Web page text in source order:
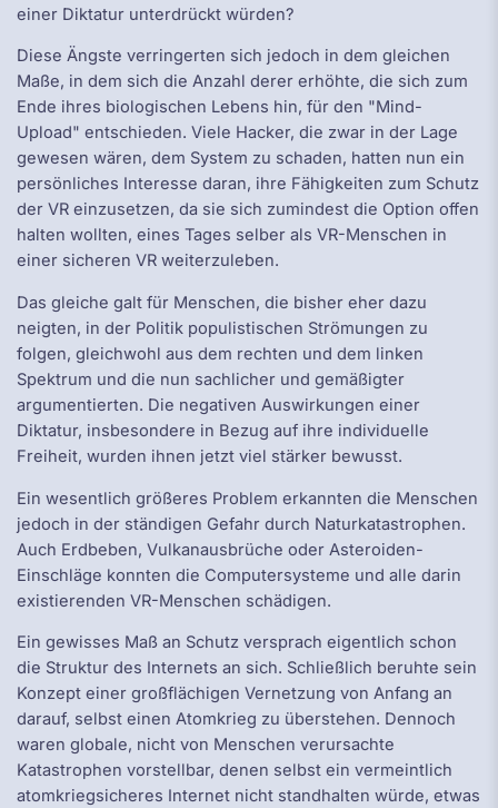
einer Diktatur unterdrückt würden?
Diese Ängste verringerten sich jedoch in dem gleichen
Maße, in dem sich die Anzahl derer erhöhte, die sich zum
Ende ihres biologischen Lebens hin, für den "Mind-
Upload" entschieden. Viele Hacker, die zwar in der Lage
gewesen wären, dem System zu schaden, hatten nun ein
persönliches Interesse daran, ihre Fähigkeiten zum Schutz
der VR einzusetzen, da sie sich zumindest die Option offen
halten wollten, eines Tages selber als VR-Menschen in
einer sicheren VR weiterzuleben.
Das gleiche galt für Menschen, die bisher eher dazu
neigten, in der Politik populistischen Strömungen zu
folgen, gleichwohl aus dem rechten und dem linken
Spektrum und die nun sachlicher und gemäßigter
argumentierten. Die negativen Auswirkungen einer
Diktatur, insbesondere in Bezug auf ihre individuelle
Freiheit, wurden ihnen jetzt viel stärker bewusst.
Ein wesentlich größeres Problem erkannten die Menschen
jedoch in der ständigen Gefahr durch Naturkatastrophen.
Auch Erdbeben, Vulkanausbrüche oder Asteroiden-
Einschläge konnten die Computersysteme und alle darin
existierenden VR-Menschen schädigen.
Ein gewisses Maß an Schutz versprach eigentlich schon
die Struktur des Internets an sich. Schließlich beruhte sein
Konzept einer großflächigen Vernetzung von Anfang an
darauf, selbst einen Atomkrieg zu überstehen. Dennoch
waren globale, nicht von Menschen verursachte
Katastrophen vorstellbar, denen selbst ein vermeintlich
atomkriegsicheres Internet nicht standhalten würde, etwas